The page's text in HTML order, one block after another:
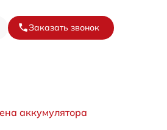
Заказать звонок
аккумулятора